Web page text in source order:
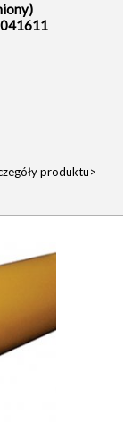
produktu>